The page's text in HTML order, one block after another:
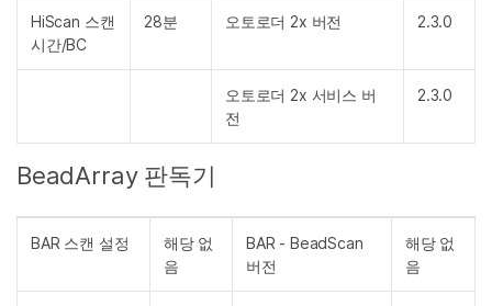
HiScan 스캔
시간/BC
28분 오토로더 2x 버전 2.3.0
오토로더 2x 서비스 버
전
2.3.0
BeadArray 판독기
BAR 스캔 설정
해당 없
음
BAR - BeadScan
버전
해당 없
음